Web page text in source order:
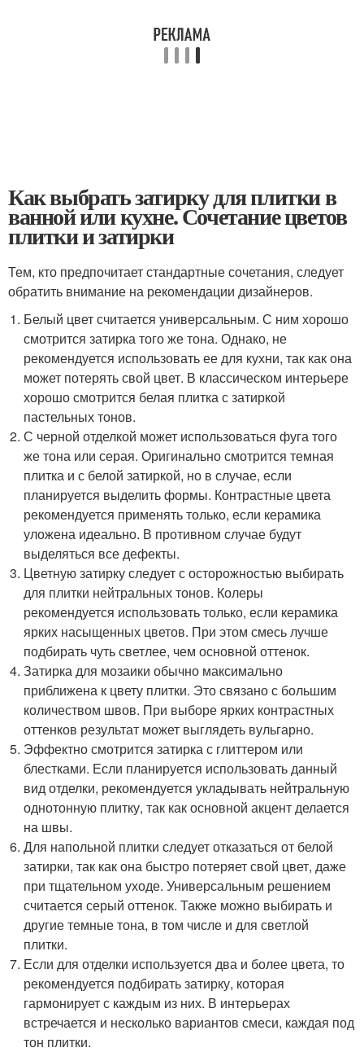
Как выбрать затирку для плитки в
ванной или кухне. Сочетание цветов
плитки и затирки
Тем, кто предпочитает стандартные сочетания, следует
обратить внимание на рекомендации дизайнеров.
Белый цвет считается универсальным. С ним хорошо
смотрится затирка того же тона. Однако, не
рекомендуется использовать ее для кухни, так как она
может потерять свой цвет. В классическом интерьере
хорошо смотрится белая плитка с затиркой
пастельных тонов.
С черной отделкой может использоваться фуга того
же тона или серая. Оригинально смотрится темная
плитка и с белой затиркой, но в случае, если
планируется выделить формы. Контрастные цвета
рекомендуется применять только, если керамика
уложена идеально. В противном случае будут
выделяться все дефекты.
Цветную затирку следует с осторожностью выбирать
для плитки нейтральных тонов. Колеры
рекомендуется использовать только, если керамика
ярких насыщенных цветов. При этом смесь лучше
подбирать чуть светлее, чем основной оттенок.
Затирка для мозаики обычно максимально
приближена к цвету плитки. Это связано с большим
количеством швов. При выборе ярких контрастных
оттенков результат может выглядеть вульгарно.
Эффектно смотрится затирка с глиттером или
блестками. Если планируется использовать данный
вид отделки, рекомендуется укладывать нейтральную
однотонную плитку, так как основной акцент делается
на швы.
Для напольной плитки следует отказаться от белой
затирки, так как она быстро потеряет свой цвет, даже
при тщательном уходе. Универсальным решением
считается серый оттенок. Также можно выбирать и
другие темные тона, в том числе и для светлой
плитки.
Если для отделки используется два и более цвета, то
рекомендуется подбирать затирку, которая
гармонирует с каждым из них. В интерьерах
встречается и несколько вариантов смеси, каждая под
тон плитки.